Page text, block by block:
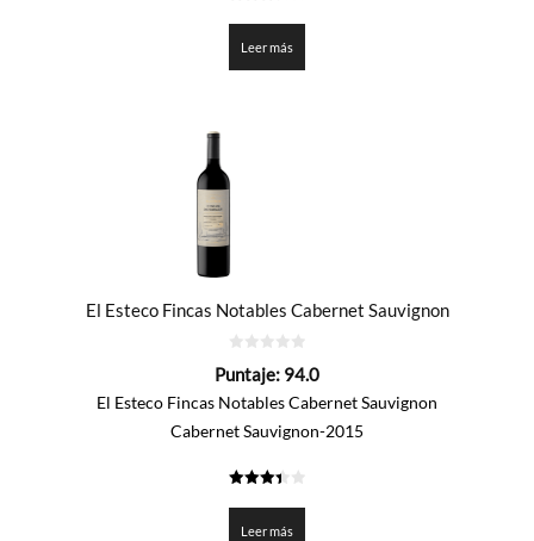
de 5
Leer más
El Esteco Fincas Notables Cabernet Sauvignon
de
Puntaje: 94.0
El Esteco Fincas Notables Cabernet Sauvignon
Cabernet Sauvignon-2015
de 5
Leer más